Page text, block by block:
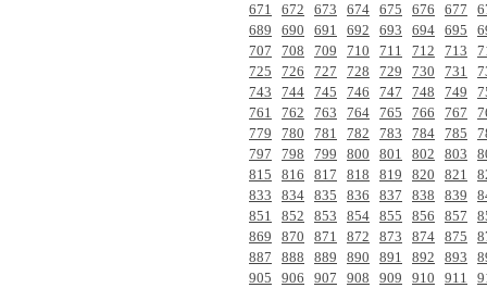
671
672 673 674 675 676 677
689
690 691 692 693 694 695
707
708 709 710 711 712 713
725
726 727 728 729 730 731
743
744 745 746 747 748 749
761
762 763 764 765 766 767
779
780 781 782 783 784 785
797
798 799 800 801 802 803
815
816 817 818 819 820 821
833
834 835 836 837 838 839
851
852 853 854 855 856 857
869
870 871 872 873 874 875
887
888 889 890 891 892 893
905
906 907 908 909 910 911